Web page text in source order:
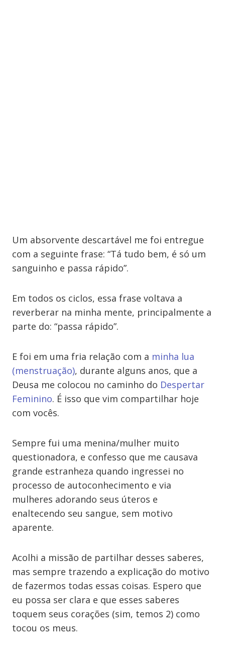
Um absorvente descartável me foi entregue
com a seguinte frase: “Tá tudo bem, é só um
sanguinho e passa rápido”.
Em todos os ciclos, essa frase voltava a
reverberar na minha mente, principalmente a
parte do: “passa rápido”.
E foi em uma fria relação com a minha lua
(menstruação), durante alguns anos, que a
Deusa me colocou no caminho do Despertar
Feminino. É isso que vim compartilhar hoje
com vocês.
Sempre fui uma menina/mulher muito
questionadora, e confesso que me causava
grande estranheza quando ingressei no
processo de autoconhecimento e via
mulheres adorando seus úteros e
enaltecendo seu sangue, sem motivo
aparente.
Acolhi a missão de partilhar desses saberes,
mas sempre trazendo a explicação do motivo
de fazermos todas essas coisas. Espero que
eu possa ser clara e que esses saberes
toquem seus corações (sim, temos 2) como
tocou os meus.